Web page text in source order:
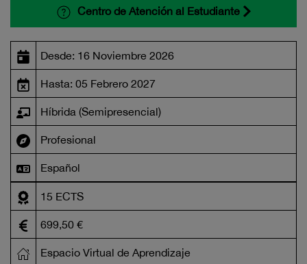
Centro de Atención al Estudiante
Desde: 16 Noviembre 2026
Hasta: 05 Febrero 2027
Híbrida (Semipresencial)
Profesional
Español
15 ECTS
699,50 €
Espacio Virtual de Aprendizaje